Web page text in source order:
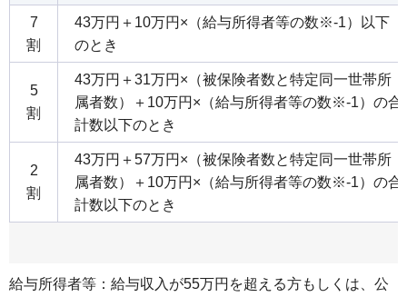
7
割
43万円＋10万円×（給与所得者等の数※-1）以下
のとき
5
割
43万円＋31万円×（被保険者数と特定同一世帯所
属者数）＋10万円×（給与所得者等の数※-1）の合
計数以下のとき
2
割
43万円＋57万円×（被保険者数と特定同一世帯所
属者数）＋10万円×（給与所得者等の数※-1）の合
計数以下のとき
給与所得者等：給与収入が55万円を超える方もしくは、公